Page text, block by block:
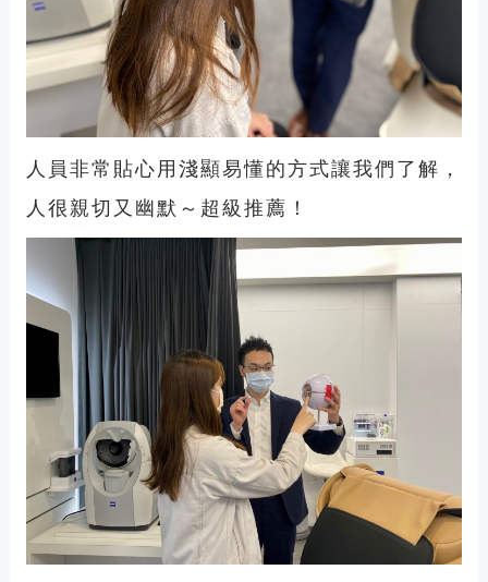
人員非常貼心用淺顯易懂的方式讓我們了解，
人很親切又幽默～超級推薦！